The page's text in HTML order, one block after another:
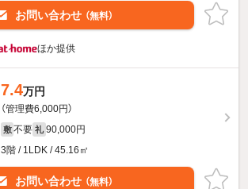
お問い合わせ （無料）
ほか提供
7.4万円
（管理費6,000円）
敷 不要 礼 90,000円
3階 / 1LDK / 45.16㎡
お問い合わせ （無料）